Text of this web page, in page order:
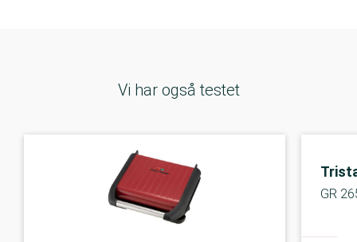
Vi har også testet
GR